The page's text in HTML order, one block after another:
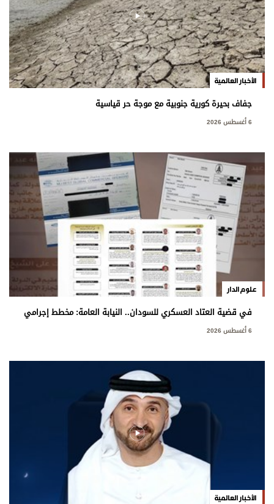
الأخبار العالمية
جفاف بحيرة كورية جنوبية مع موجة حر قياسية
6 أغسطس 2026
علوم الدار
في قضية العتاد العسكري للسودان.. النيابة العامة: مخطط إجرامي
استهدف المساس بسيادة الدولة6 أغسطس 2026
الأخبار العالمية